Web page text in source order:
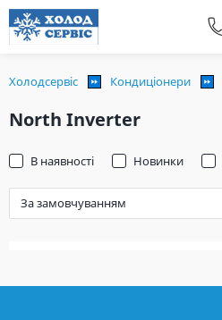
Холодсервіс Кондиціонери
North Inverter
В наявності Новинки